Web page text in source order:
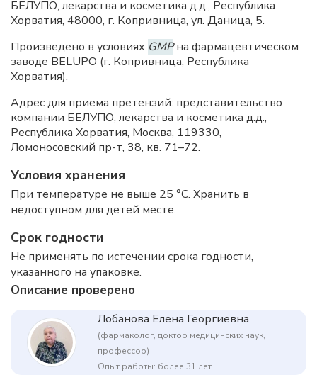
БЕЛУПО, лекарства и косметика д.д., Республика
Хорватия, 48000, г. Копривница, ул. Даница, 5.
Произведено в условиях GMPна фармацевтическом
заводе BELUPO (г. Копривница, Республика
Хорватия).
Адрес для приема претензий: представительство
компании БЕЛУПО, лекарства и косметика д.д.,
Республика Хорватия, Москва, 119330,
Ломоносовский пр-т, 38, кв. 71–72.
Условия хранения
При температуре не выше 25 °C. Хранить в
недоступном для детей месте.
Срок годности
Не применять по истечении срока годности,
указанного на упаковке.
Описание проверено
Лобанова Елена Георгиевна
(фармаколог, доктор медицинских наук,
профессор)
Опыт работы: более 31 лет